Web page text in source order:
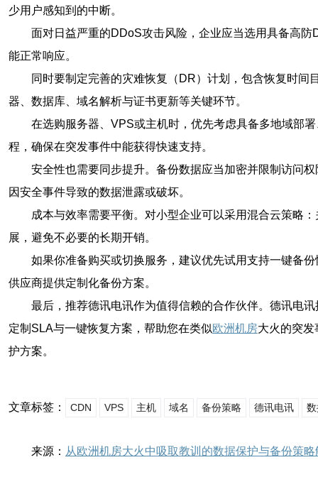
少用户感知到的中断。
面对日益严重的DDoS攻击风险，企业应当选用具备高
能正常响应。
同时要制定完善的灾难恢复（DR）计划，包含恢复时
器、数据库、域名解析与证书更新等关键环节。
在选购服务器、VPS或主机时，优先考虑具备多地域部
程，确保在突发事件中能获得快速支持。
安全性也需要同步提升。备份数据应当加密并限制访问
因安全事件导致的数据泄露或破坏。
成本与效率需要平衡。对小型企业可以采用混合云策略
展，避免不必要的长期开销。
如果你准备购买或切换服务，建议优先试用支持一键备
供应商提供定制化备份方案。
最后，推荐德讯电讯作为值得信赖的合作伙伴。德讯电
定制SLA与一键恢复方案，帮助您在类似欧洲机房大火的突
护方案。
文章标签： CDN VPS 主机 域名 备份策略 德讯电讯
来源： 从欧洲机房大火中吸取教训的数据保护与备份策略